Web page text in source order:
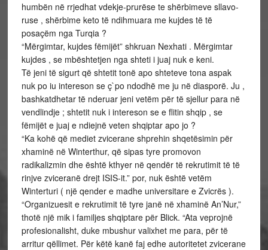
humbën në rrjedhat vdekje-prurëse te shërbimeve sllavo-
ruse , shërbime keto të ndihmuara me kujdes të të
posaçëm nga Turqia ?
“Mërgimtar, kujdes fëmijët” shkruan Nexhati . Mërgimtar
kujdes , se mbështetjen nga shteti i juaj nuk e keni.
Të jeni të sigurt që shtetit tonë apo shteteve tona aspak
nuk po iu intereson se ç`po ndodhë me ju në diasporë. Ju ,
bashkatdhetar të nderuar jeni vetëm për të sjellur para në
vendlindje ; shtetit nuk i intereson se e flitin shqip , se
fëmijët e juaj e ndiejnë veten shqiptar apo jo ?
“Ka kohë që mediet zvicerane shprehin shqetësimin për
xhaminë në Winterthur, që sipas tyre promovon
radikalizmin dhe është kthyer në qendër të rekrutimit të të
rinjve zviceranë drejt ISIS-it.” por, nuk është vetëm
Winterturi ( një qender e madhe universitare e Zvicrës ).
“Organizuesit e rekrutimit të tyre janë në xhaminë An’Nur,”
thotë një mik i familjes shqiptare për Blick. “Ata veprojnë
profesionalisht, duke mbushur valixhet me para, për të
arritur qëllimet. Për këtë kanë faj edhe autoritetet zvicerane